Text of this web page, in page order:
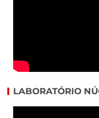
LABORATÓRIO